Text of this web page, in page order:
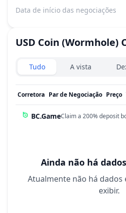
Data de início das negociações
USD Coin (Wormhole)
Exchanges type
Tudo A vista
Corretora Par de Negociação Preço
BC.GameClaim a 200% deposit
Ainda não há
Atualmente não há
exibir.